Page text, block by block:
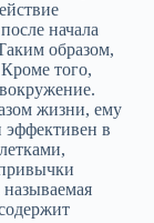
начала
образом,
того,
жизни, ему
в
называемая